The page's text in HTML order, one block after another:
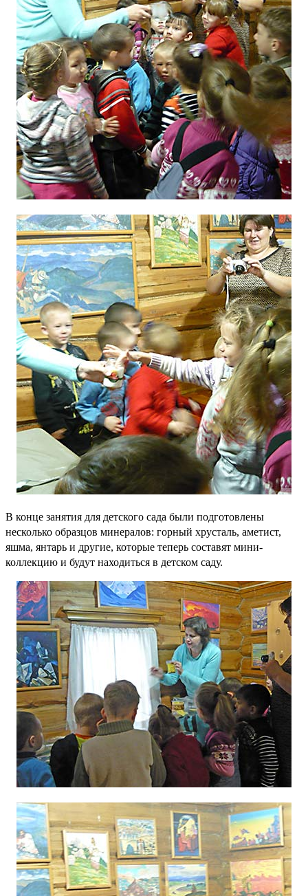
В конце занятия для детского сада были подготовлены
несколько образцов минералов: горный хрусталь, аметист,
яшма, янтарь и другие, которые теперь составят мини-
коллекцию и будут находиться в детском саду.